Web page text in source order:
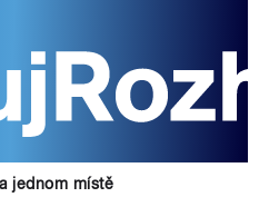
jednom místě